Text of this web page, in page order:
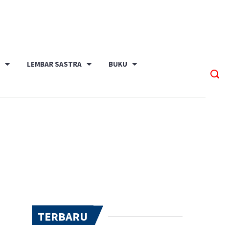
LEMBAR SASTRA BUKU
TERBARU